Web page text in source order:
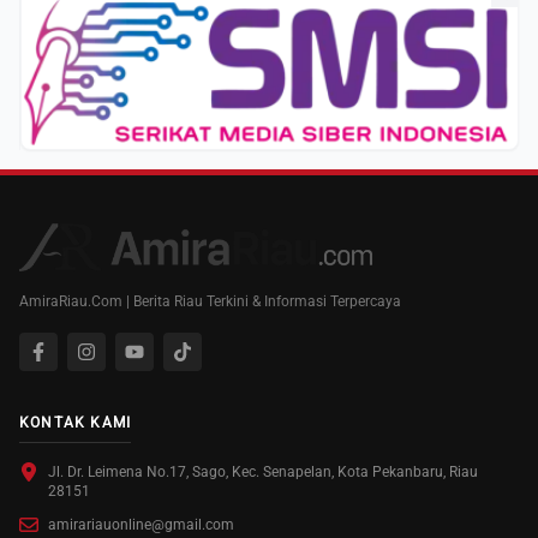
AmiraRiau.Com | Berita Riau Terkini & Informasi Terpercaya
KONTAK KAMI
Jl. Dr. Leimena No.17, Sago, Kec. Senapelan, Kota Pekanbaru, Riau
28151
amirariauonline@gmail.com